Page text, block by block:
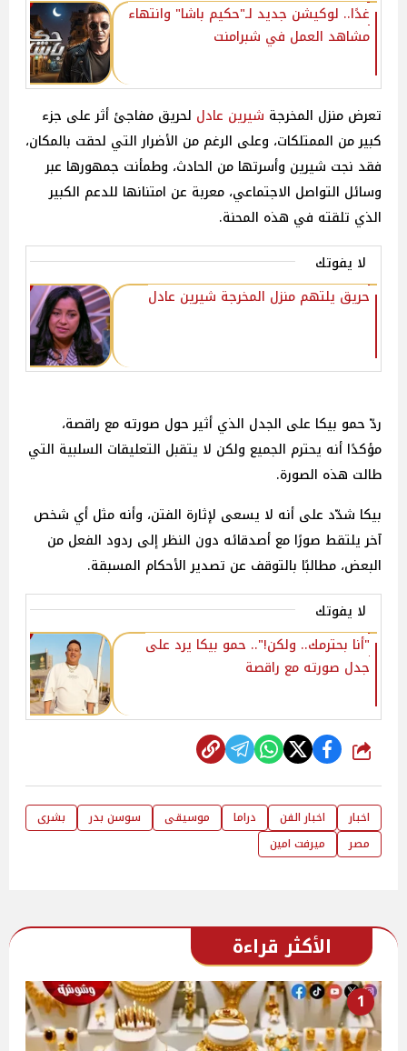
غدًا.. لوكيشن جديد لـ"حكيم باشا" وانتهاء
مشاهد العمل في شبرامنت
تعرض منزل المخرجة شيرين عادل لحريق مفاجئ أثر على جزء
كبير من الممتلكات، وعلى الرغم من الأضرار التي لحقت بالمكان،
فقد نجت شيرين وأسرتها من الحادث، وطمأنت جمهورها عبر
وسائل التواصل الاجتماعي، معربة عن امتنانها للدعم الكبير
الذي تلقته في هذه المحنة.
لا يفوتك
حريق يلتهم منزل المخرجة شيرين عادل
ردّ حمو بيكا على الجدل الذي أثير حول صورته مع راقصة،
مؤكدًا أنه يحترم الجميع ولكن لا يتقبل التعليقات السلبية التي
طالت هذه الصورة.
بيكا شدّد على أنه لا يسعى لإثارة الفتن، وأنه مثل أي شخص
آخر يلتقط صورًا مع أصدقائه دون النظر إلى ردود الفعل من
البعض، مطالبًا بالتوقف عن تصدير الأحكام المسبقة.
لا يفوتك
"أنا بحترمك.. ولكن!".. حمو بيكا يرد على
جدل صورته مع راقصة
شارك
اخبار اخبار الفن دراما موسيقى سوسن بدر
بشرى
مصر
ميرفت امين
الأكثر قراءة
1